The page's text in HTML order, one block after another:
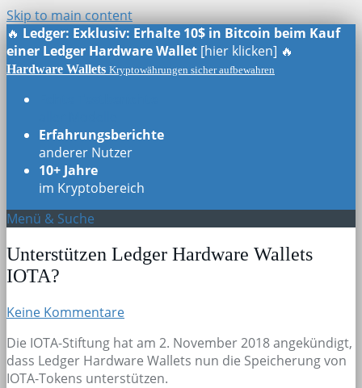
Skip to main content
🔥 Ledger: Exklusiv: Erhalte 10$ in Bitcoin beim Kauf
einer Ledger Hardware Wallet [hier klicken] 🔥
Hardware Wallets Kryptowährungen sicher aufbewahren
Erfahrungsberichte
anderer Nutzer
10+ Jahre
im Kryptobereich
Menü & Suche
Unterstützen Ledger Hardware Wallets
IOTA?
Keine Kommentare
Die IOTA-Stiftung hat am 2. November 2018 angekündigt,
dass Ledger Hardware Wallets nun die Speicherung von
IOTA-Tokens unterstützen.